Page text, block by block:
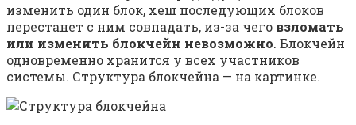
изменить один блок, хеш последующих блоков
перестанет с ним совпадать, из-за чего взломать
или изменить блокчейн невозможно. Блокчейн
одновременно хранится у всех участников
системы. Структура блокчейна — на картинке.